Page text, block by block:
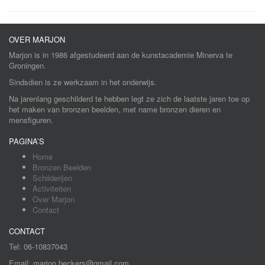
OVER MARJON
Marjon is in 1986 afgestudeerd aan de kunstacademie Minerva te
Groningen.
Sindsdien is ze werkzaam in het onderwijs.
Na jarenlang geschilderd te hebben legt ze zich de laatste jaren toe op
het maken van bronzen beelden, met name bronzen dieren en
mensfiguren.
PAGINA’S
Home
Bronzen Beelden
Schilderijen
Activiteiten
Over Marjon
Contact
CONTACT
Tel: 06-10837043